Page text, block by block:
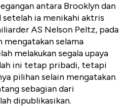
antara Brooklyn dan
setelah ia menikahi aktris
AS Nelson Peltz, pada
mengatakan selama
melakukan segala upaya
ini tetap pribadi, tetapi
pilihan selain mengatakan
sebagian dari
dipublikasikan.